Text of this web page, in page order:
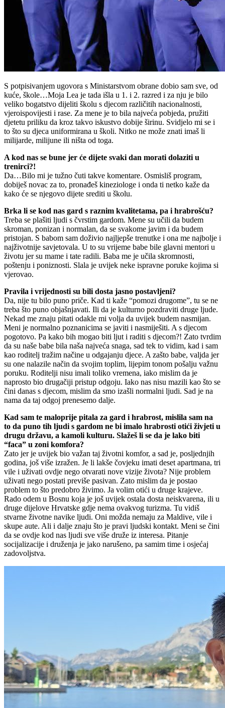
S potpisivanjem ugovora s Ministarstvom obrane dobio sam sve, od
kuće, škole…Moja Lea je tada išla u 1. i 2. razred i za nju je bilo
veliko bogatstvo dijeliti školu s djecom različitih nacionalnosti,
vjeroispovijesti i rase. Za mene je to bila najveća pobjeda, pružiti
djetetu priliku da kroz takvo iskustvo dobije širinu. Svidjelo mi se i
to što su djeca uniformirana u školi. Nitko ne može znati imaš li
milijarde, milijune ili ništa od toga.
A kod nas se bune jer će dijete svaki dan morati dolaziti u
trenirci?!
Da…Bilo mi je tužno čuti takve komentare. Osmisliš program,
dobiješ novac za to, pronađeš kineziologe i onda ti netko kaže da
kako će se njegovo dijete srediti u školu.
Brka li se kod nas gard s raznim kvalitetama, pa i hrabrošću?
Treba se plašiti ljudi s čvrstim gardom. Mene su učili da budem
skroman, ponizan i normalan, da se svakome javim i da budem
pristojan. S babom sam doživio najljepše trenutke i ona me najbolje i
najživotnije savjetovala. U to su vrijeme babe bile glavni mentori u
životu jer su mame i tate radili. Baba me je učila skromnosti,
poštenju i poniznosti. Slala je uvijek neke ispravne poruke kojima si
vjerovao.
Pravila i vrijednosti su bili dosta jasno postavljeni?
Da, nije tu bilo puno priče. Kad ti kaže “pomozi drugome”, tu se ne
treba što puno objašnjavati. Ili da je kulturno pozdraviti druge ljude.
Nekad me znaju pitati odakle mi volja da uvijek budem nasmijan.
Meni je normalno poznanicima se javiti i nasmiješiti. A s djecom
pogotovo. Pa kako bih mogao biti ljut i raditi s djecom?! Zato tvrdim
da su naše babe bila naša najveća snaga, sad tek to vidim, kad i sam
kao roditelj tražim načine u odgajanju djece. A zašto babe, valjda jer
su one nalazile način da svojim toplim, lijepim tonom pošalju važnu
poruku. Roditelji nisu imali toliko vremena, iako mislim da je
naprosto bio drugačiji pristup odgoju. Iako nas nisu mazili kao što se
čini danas s djecom, mislim da smo izašli normalni ljudi. Sad je na
nama da taj odgoj prenesemo dalje.
Kad sam te maloprije pitala za gard i hrabrost, mislila sam na
to da puno tih ljudi s gardom ne bi imalo hrabrosti otići živjeti u
drugu državu, a kamoli kulturu. Slažeš li se da je lako biti
“faca” u zoni komfora?
Zato jer je uvijek bio važan taj životni komfor, a sad je, posljednjih
godina, još više izražen. Je li lakše čovjeku imati deset apartmana, tri
vile i uživati ovdje nego otvarati nove vizije života? Nije problem
uživati nego postati previše pasivan. Zato mislim da je postao
problem to što predobro živimo. Ja volim otići u druge krajeve.
Rado odem u Bosnu koja je još uvijek ostala dosta neiskvarena, ili u
druge dijelove Hrvatske gdje nema ovakvog turizma. Tu vidiš
stvarne životne navike ljudi. Oni možda nemaju za Maldive, vile i
skupe aute. Ali i dalje znaju što je pravi ljudski kontakt. Meni se čini
da se ovdje kod nas ljudi sve više druže iz interesa. Pitanje
socijalizacije i druženja je jako narušeno, pa samim time i osjećaj
zadovoljstva.